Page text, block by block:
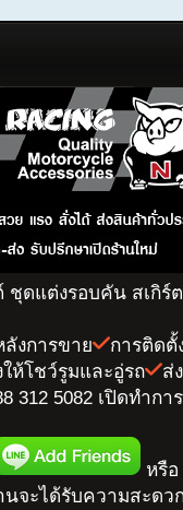
ดแต่งรอบคัน สเกิร์
งการขาย
การติดตั้
ห้โชว์รูมและอู่รถ
ส่
312 5082 เปิดทำก
หรือ
นจะได้รับความสะดว